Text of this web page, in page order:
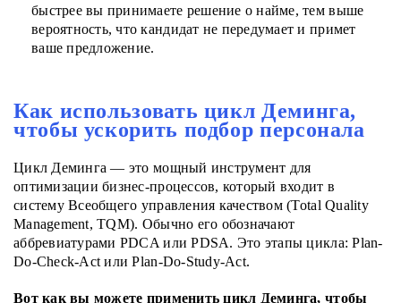
быстрее вы принимаете решение о найме, тем выше
вероятность, что кандидат не передумает и примет
ваше предложение.
Как использовать цикл Деминга,
чтобы ускорить подбор персонала
Цикл Деминга — это мощный инструмент для
оптимизации бизнес-процессов, который входит в
систему Всеобщего управления качеством (Total Quality
Management, TQM). Обычно его обозначают
аббревиатурами PDCA или PDSA. Это этапы цикла: Plan-
Do-Check-Act или Plan-Do-Study-Act.
Вот как вы можете применить цикл Деминга, чтобы